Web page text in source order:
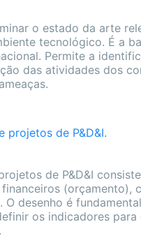
o estado da arte
tecnológico. É a
Permite a
das atividades dos
projetos de P&D&I.
de P&D&I
(orçamento),
O desenho é
os indicadores